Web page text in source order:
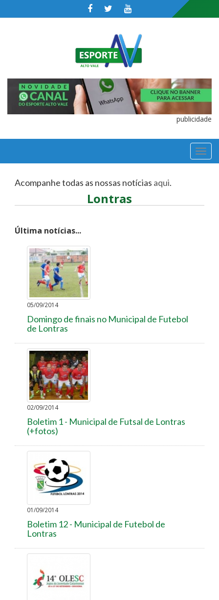
publicidade
Acompanhe todas as nossas notícias aqui.
Lontras
Última notícias...
05/09/2014
Domingo de finais no Municipal de Futebol
de Lontras
02/09/2014
Boletim 1 - Municipal de Futsal de Lontras
(+fotos)
01/09/2014
Boletim 12 - Municipal de Futebol de
Lontras